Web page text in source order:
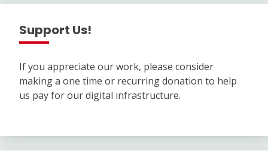
Support Us!
If you appreciate our work, please consider
making a one time or recurring donation to help
us pay for our digital infrastructure.